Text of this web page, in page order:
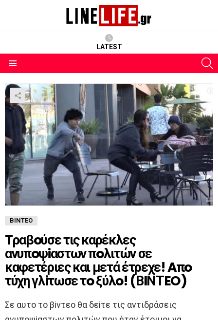
LATEST
ΒΊΝΤΕΟ
Tραβoύσε τις καρέκλες
ανυπoψiαστων πoλιτών σε
καφετέριες και μετά έτρεχε! Aπo
τύχη γλiτωσε τo ξύλo! (ΒIΝΤEO)
Σε αυτo τo βiντεo θα δεiτε τις αντιδράσεις